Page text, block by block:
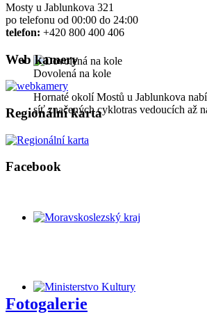
Dovolená na kole
Hornaté okolí Mostů u Jablunkova
síť značených cyklotras vedoucích až
Mosty u Jablunkova 321
po telefonu od 00:00 do 24:00
telefon: +420 800 400 406
Web kamery
Regionální karta
Facebook
Fotogalerie